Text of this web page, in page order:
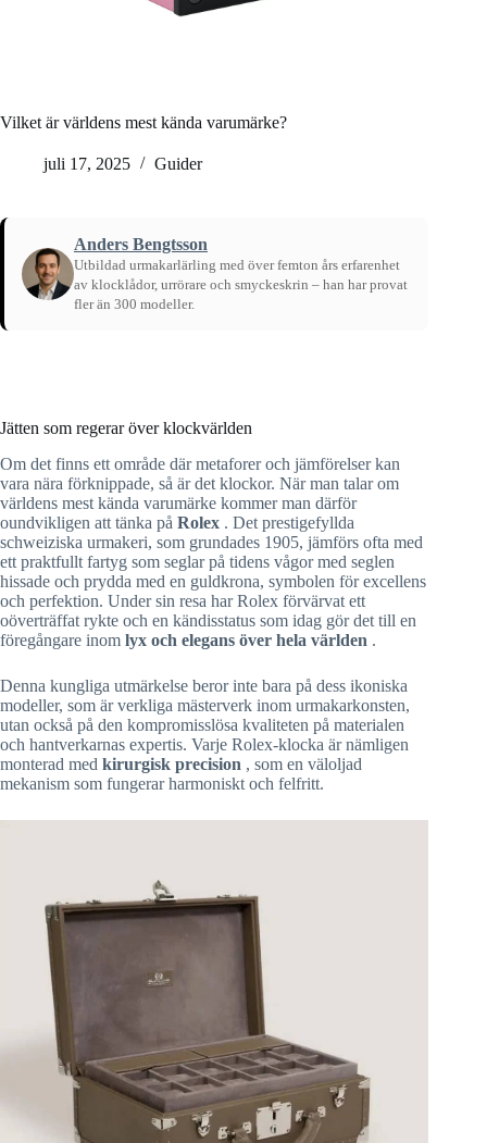
Vilket är världens mest kända varumärke?
juli 17, 2025 Guider
Anders Bengtsson
Utbildad urmakarlärling med över femton års erfarenhet
av klocklådor, urrörare och smyckeskrin – han har provat
fler än 300 modeller.
Jätten som regerar över klockvärlden
Om det finns ett område där metaforer och jämförelser kan
vara nära förknippade, så är det klockor. När man talar om
världens mest kända varumärke kommer man därför
oundvikligen att tänka på Rolex . Det prestigefyllda
schweiziska urmakeri, som grundades 1905, jämförs ofta med
ett praktfullt fartyg som seglar på tidens vågor med seglen
hissade och prydda med en guldkrona, symbolen för excellens
och perfektion. Under sin resa har Rolex förvärvat ett
oöverträffat rykte och en kändisstatus som idag gör det till en
föregångare inom lyx och elegans över hela världen .
Denna kungliga utmärkelse beror inte bara på dess ikoniska
modeller, som är verkliga mästerverk inom urmakarkonsten,
utan också på den kompromisslösa kvaliteten på materialen
och hantverkarnas expertis. Varje Rolex-klocka är nämligen
monterad med kirurgisk precision , som en väloljad
mekanism som fungerar harmoniskt och felfritt.